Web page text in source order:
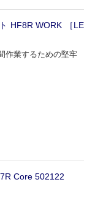
HF8R WORK ［LE
作業するための堅牢
Core 502122